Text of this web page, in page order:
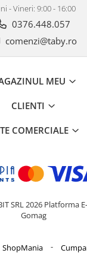
- Vineri: 9:00 - 16:00
0376.448.057
comenzi@taby.ro
MEU
CLIENTI
COMERCIALE
SRL 2026 Platforma
Gomag
ShopMania -